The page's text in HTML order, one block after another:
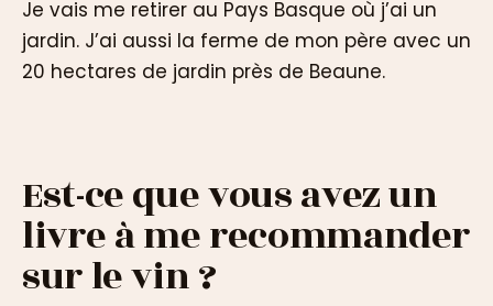
Je vais me retirer au Pays Basque où j’ai un
jardin. J’ai aussi la ferme de mon père avec un
20 hectares de jardin près de Beaune.
Est-ce que vous avez un
livre à me recommander
sur le vin ?